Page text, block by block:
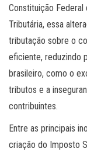
Constituição
Tributária, essa
tributação sobre o
eficiente, reduzindo
brasileiro, como o
tributos e a
contribuintes.
Entre as principais
criação do Imposto